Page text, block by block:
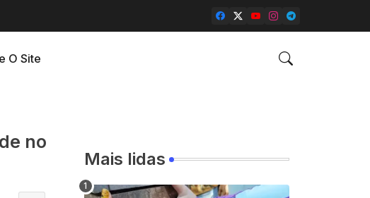
O Site
no
Mais lidas